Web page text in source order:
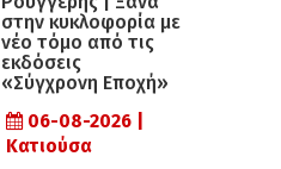
στην κυκλοφορία με
νέο τόμο από τις
εκδόσεις
«Σύγχρονη Εποχή»
06-08-2026 |
Κατιούσα